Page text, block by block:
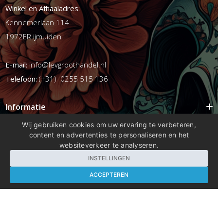
Winkel en Afhaaladres:
Kennemerlaan 114
1972ER ijmuiden
E-mail:info@levgroothandel.nl
Telefoon:(+31) 0255 515 136
Informatie
Mijn account
Wij gebruiken cookies om uw ervaring te verbeteren,
content en advertenties te personaliseren en het
websiteverkeer te analyseren.
INSTELLINGEN
ACCEPTEREN